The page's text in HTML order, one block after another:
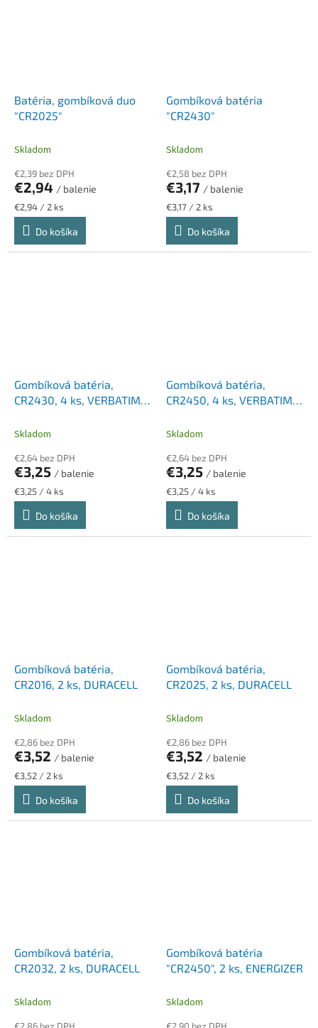
Batéria, gombíková duo
"CR2025"
Skladom
€2,39 bez DPH
€2,94 / balenie
Jednotková
cena:
€2,94 / 2 ks
Do košíka
Gombíková batéria
"CR2430"
Skladom
€2,58 bez DPH
€3,17 / balenie
Jednotková
cena:
€3,17 / 2 ks
Do košíka
Gombíková batéria,
CR2430, 4 ks, VERBATIM
Skladom
€2,64 bez DPH
€3,25 / balenie
Jednotková
cena:
€3,25 / 4 ks
Do košíka
Gombíková batéria,
CR2450, 4 ks, VERBATIM
Skladom
€2,64 bez DPH
€3,25 / balenie
Jednotková
cena:
€3,25 / 4 ks
Do košíka
Gombíková batéria,
CR2016, 2 ks, DURACELL
Skladom
€2,86 bez DPH
€3,52 / balenie
Jednotková
cena:
€3,52 / 2 ks
Do košíka
Gombíková batéria,
CR2025, 2 ks, DURACELL
Skladom
€2,86 bez DPH
€3,52 / balenie
Jednotková
cena:
€3,52 / 2 ks
Do košíka
Gombíková batéria,
CR2032, 2 ks, DURACELL
Skladom
Gombíková batéria
"CR2450", 2 ks, ENERGIZER
Skladom